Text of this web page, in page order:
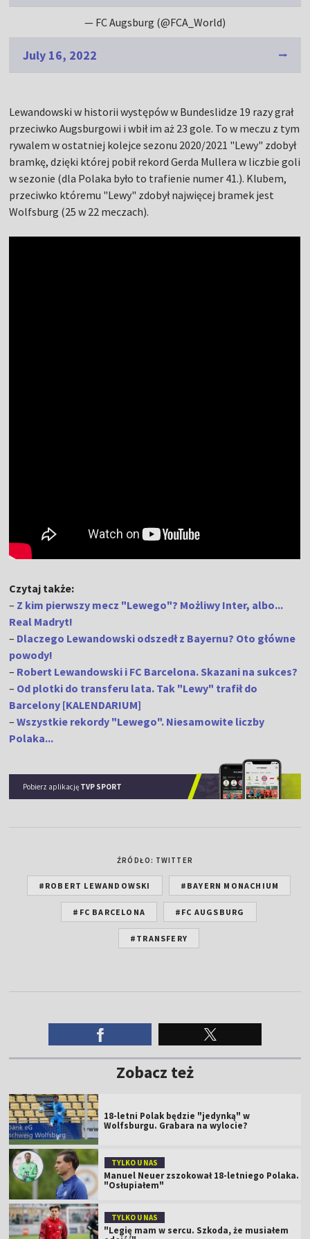
— FC Augsburg (@FCA_World)
July 16, 2022
Lewandowski w historii występów w Bundeslidze 19 razy grał
przeciwko Augsburgowi i wbił im aż 23 gole. To w meczu z tym
rywalem w ostatniej kolejce sezonu 2020/2021 "Lewy" zdobył
bramkę, dzięki której pobił rekord Gerda Mullera w liczbie goli
w sezonie (dla Polaka było to trafienie numer 41.). Klubem,
przeciwko któremu "Lewy" zdobył najwięcej bramek jest
Wolfsburg (25 w 22 meczach).
Czytaj także:
– Z kim pierwszy mecz "Lewego"? Możliwy Inter, albo...
Real Madryt!
– Dlaczego Lewandowski odszedł z Bayernu? Oto główne
powody!
– Robert Lewandowski i FC Barcelona. Skazani na sukces?
– Od plotki do transferu lata. Tak "Lewy" trafił do
Barcelony [KALENDARIUM]
–Wszystkie rekordy "Lewego". Niesamowite liczby
Polaka...
Pobierz aplikację TVP SPORT
ŹRÓDŁO: TWITTER
#ROBERT LEWANDOWSKI #BAYERN MONACHIUM
#FC BARCELONA #FC AUGSBURG
#TRANSFERY
Zobacz też
18-letni Polak będzie "jedynką" w
Wolfsburgu. Grabara na wylocie?
TYLKO U NAS
Manuel Neuer zszokował 18-letniego Polaka.
"Osłupiałem"
TYLKO U NAS
"Legię mam w sercu. Szkoda, że musiałem